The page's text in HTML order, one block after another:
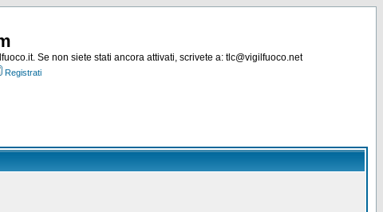
Se non siete stati ancora attivati, scrivete a: tlc@vigilfuoco.net
Registrati